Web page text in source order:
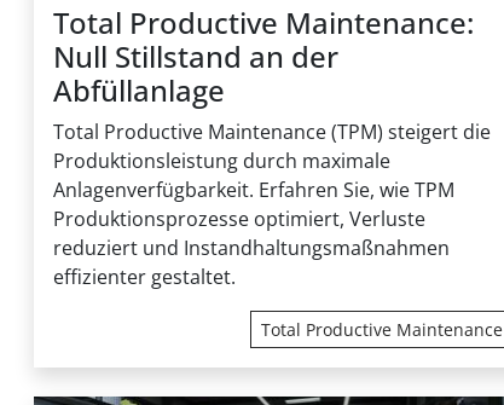
Total Productive Maintenance:
Null Stillstand an der
Abfüllanlage
Total Productive Maintenance (TPM) steigert die
Produktionsleistung durch maximale
Anlagenverfügbarkeit. Erfahren Sie, wie TPM
Produktionsprozesse optimiert, Verluste
reduziert und Instandhaltungsmaßnahmen
effizienter gestaltet.
Total Productive Maintenance